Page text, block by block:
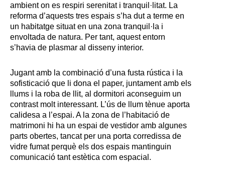
ambient on es respiri serenitat i tranquil·litat. La
reforma d’aquests tres espais s’ha dut a terme en
un habitatge situat en una zona tranquil·la i
envoltada de natura. Per tant, aquest entorn
s’havia de plasmar al disseny interior.
Jugant amb la combinació d’una fusta rústica i la
sofisticació que li dona el paper, juntament amb els
llums i la roba de llit, al dormitori aconseguim un
contrast molt interessant. L’ús de llum tènue aporta
calidesa a l’espai. A la zona de l’habitació de
matrimoni hi ha un espai de vestidor amb algunes
parts obertes, tancat per una porta corredissa de
vidre fumat perquè els dos espais mantinguin
comunicació tant estètica com espacial.